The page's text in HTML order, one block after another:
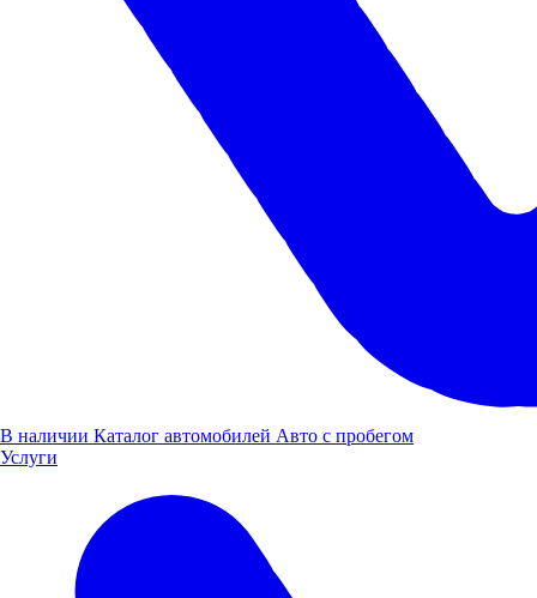
В наличии Каталог автомобилей Авто с пробегом
Услуги